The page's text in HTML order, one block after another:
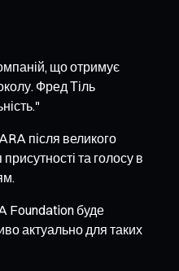
що отримує
Фред Тіль
після великого
та голосу в
Foundation буде
актуально для таких